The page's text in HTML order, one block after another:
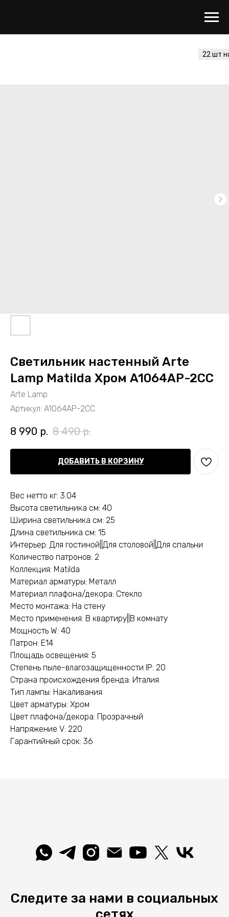
Светильник настенный Arte
Lamp Matilda Хром A1064AP-2CC
Arte Lamp
Артикул: A1064AP-2CC
8 990 р. 8 490 р.
ДОБАВИТЬ В КОРЗИНУ
Вес нетто кг: 3.04
Высота светильника см: 40
Ширина светильника см: 25
Длина светильника см: 15
Интерьер: Для гостиной||Для столовой||Для спальни
Количество патронов: 2
Коллекция: Matilda
Материал арматуры: Металл
Материал плафона/декора: Стекло
Место монтажа: На стену
Место применения: В квартиру||В комнату
Мощность W: 40
Патрон: E14
Площадь освещения: 5
Степень пыле-влагозащищенности IP: 20
Страна происхождения бренда: Италия
Тип лампы: Накаливания
Цвет арматуры: Хром
Цвет плафона/декора: Прозрачный
Напряжение V: 220
Гарантийный срок: 36
Следите за нами в социальных